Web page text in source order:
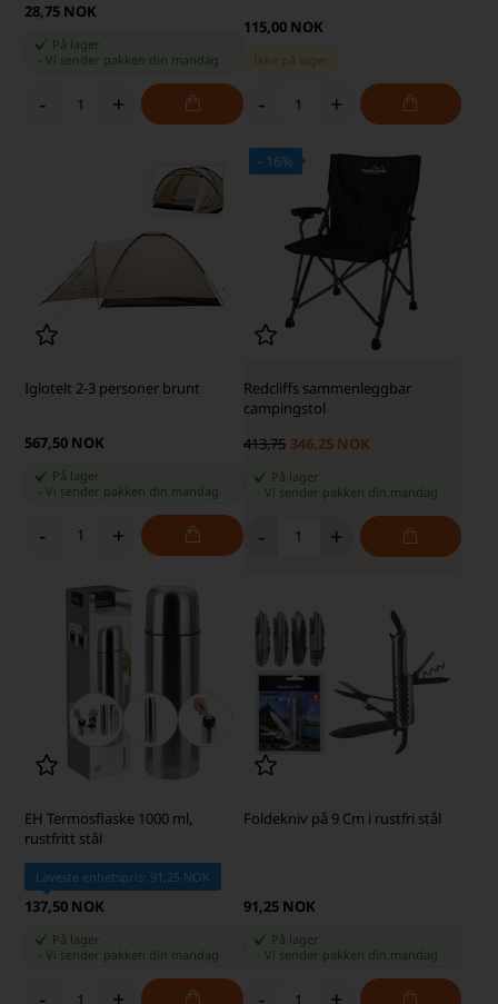
28,75 NOK
På lager
-Vi sender pakken din mandag
- +
115,00 NOK
Ikke på lager
- +
Iglotelt 2-3 personer brunt
567,50 NOK
På lager
-Vi sender pakken din mandag
- +
- 16% SKARP PRIS · SKARP PRIS
Redcliffs sammenleggbar
campingstol
413,75 346,25 NOK
På lager
Vi sender pakken din mandag
- +
EH Termosflaske 1000 ml,
rustfritt stål
Laveste enhetspris: 91,25 NOK
137,50 NOK
På lager
-Vi sender pakken din mandag
Foldekniv på 9 Cm i rustfri stål
91,25 NOK
På lager
Vi sender pakken din mandag